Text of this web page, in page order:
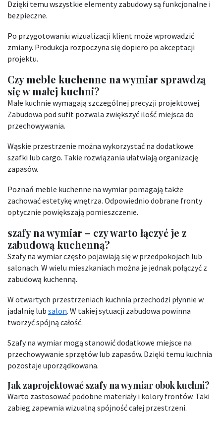
Dzięki temu wszystkie elementy zabudowy są funkcjonalne i
bezpieczne.
Po przygotowaniu wizualizacji klient może wprowadzić
zmiany. Produkcja rozpoczyna się dopiero po akceptacji
projektu.
Czy meble kuchenne na wymiar sprawdzą
się w małej kuchni?
Małe kuchnie wymagają szczególnej precyzji projektowej.
Zabudowa pod sufit pozwala zwiększyć ilość miejsca do
przechowywania.
Wąskie przestrzenie można wykorzystać na dodatkowe
szafki lub cargo. Takie rozwiązania ułatwiają organizację
zapasów.
Poznań meble kuchenne na wymiar pomagają także
zachować estetykę wnętrza. Odpowiednio dobrane fronty
optycznie powiększają pomieszczenie.
szafy na wymiar – czy warto łączyć je z
zabudową kuchenną?
Szafy na wymiar często pojawiają się w przedpokojach lub
salonach. W wielu mieszkaniach można je jednak połączyć z
zabudową kuchenną.
W otwartych przestrzeniach kuchnia przechodzi płynnie w
jadalnię lub salon. W takiej sytuacji zabudowa powinna
tworzyć spójną całość.
Szafy na wymiar mogą stanowić dodatkowe miejsce na
przechowywanie sprzętów lub zapasów. Dzięki temu kuchnia
pozostaje uporządkowana.
Jak zaprojektować szafy na wymiar obok kuchni?
Warto zastosować podobne materiały i kolory frontów. Taki
zabieg zapewnia wizualną spójność całej przestrzeni.